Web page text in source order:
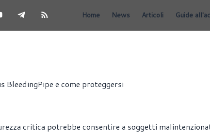
Home News Articoli Guide
BleedingPipe e come proteggersi
critica potrebbe consentire a soggetti